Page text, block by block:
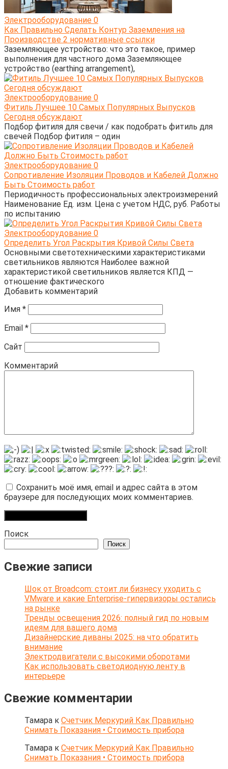
Электрооборудование 0
Как Правильно Сделать Контур Заземления на
Производстве 2 нормативные ссылки
Заземляющее устройство: что это такое, пример
выполнения для частного дома Заземляющее
устройство (earthing arrangement),
Электрооборудование 0
Фитиль Лучшее 10 Самых Популярных Выпусков
Сегодня обсуждают
Подбор фитиля для свечи / как подобрать фитиль для
свечей Подбор фитиля – один
Электрооборудование 0
Сопротивление Изоляции Проводов и Кабелей Должно
Быть Стоимость работ
Периодичность профессиональных электроизмерений
Наименование Ед. изм. Цена с учетом НДС, руб. Работы
по испытанию
Электрооборудование 0
Определить Угол Раскрытия Кривой Силы Света
Основными светотехническими характеристиками
светильников являются Наиболее важной
характеристикой светильников является КПД —
отношение фактического
Добавить комментарий
Имя *
Email *
Сайт
Комментарий
Сохранить моё имя, email и адрес сайта в этом
браузере для последующих моих комментариев.
Поиск
Поиск
Свежие записи
Шок от Broadcom: стоит ли бизнесу уходить с
VMware и какие Enterprise-гипервизоры остались
на рынке
Тренды освещения 2026: полный гид по новым
идеям для вашего дома
Дизайнерские диваны 2025: на что обратить
внимание
Электродвигатели с высокими оборотами
Как использовать светодиодную ленту в
интерьере
Свежие комментарии
Тамара к Счетчик Меркурий Как Правильно
Снимать Показания • Стоимость прибора
Тамара к Счетчик Меркурий Как Правильно
Снимать Показания • Стоимость прибора